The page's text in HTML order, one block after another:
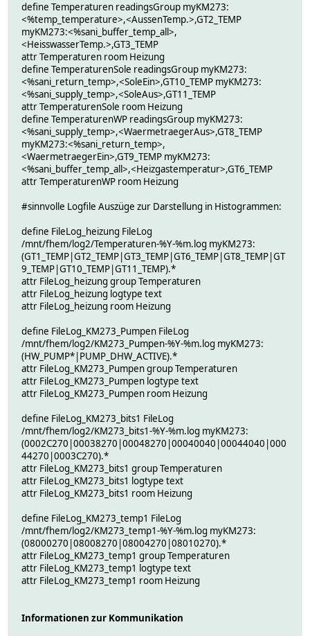
define Temperaturen readingsGroup myKM273:
<%temp_temperature>,<AussenTemp.>,GT2_TEMP
myKM273:<%sani_buffer_temp_all>,
<HeisswasserTemp.>,GT3_TEMP
attr Temperaturen room Heizung
define TemperaturenSole readingsGroup myKM273:
<%sani_return_temp>,<SoleEin>,GT10_TEMP myKM273:
<%sani_supply_temp>,<SoleAus>,GT11_TEMP
attr TemperaturenSole room Heizung
define TemperaturenWP readingsGroup myKM273:
<%sani_supply_temp>,<WaermetraegerAus>,GT8_TEMP
myKM273:<%sani_return_temp>,
<WaermetraegerEin>,GT9_TEMP myKM273:
<%sani_buffer_temp_all>,<Heizgastemperatur>,GT6_TEMP
attr TemperaturenWP room Heizung
#sinnvolle Logfile Auszüge zur Darstellung in Histogrammen:
define FileLog_heizung FileLog
/mnt/fhem/log2/Temperaturen-%Y-%m.log myKM273:
(GT1_TEMP|GT2_TEMP|GT3_TEMP|GT6_TEMP|GT8_TEMP|GT
9_TEMP|GT10_TEMP|GT11_TEMP).*
attr FileLog_heizung group Temperaturen
attr FileLog_heizung logtype text
attr FileLog_heizung room Heizung
define FileLog_KM273_Pumpen FileLog
/mnt/fhem/log2/KM273_Pumpen-%Y-%m.log myKM273:
(HW_PUMP*|PUMP_DHW_ACTIVE).*
attr FileLog_KM273_Pumpen group Temperaturen
attr FileLog_KM273_Pumpen logtype text
attr FileLog_KM273_Pumpen room Heizung
define FileLog_KM273_bits1 FileLog
/mnt/fhem/log2/KM273_bits1-%Y-%m.log myKM273:
(0002C270|00038270|00048270|00040040|00044040|000
44270|0003C270).*
attr FileLog_KM273_bits1 group Temperaturen
attr FileLog_KM273_bits1 logtype text
attr FileLog_KM273_bits1 room Heizung
define FileLog_KM273_temp1 FileLog
/mnt/fhem/log2/KM273_temp1-%Y-%m.log myKM273:
(08000270|08008270|08004270|08010270).*
attr FileLog_KM273_temp1 group Temperaturen
attr FileLog_KM273_temp1 logtype text
attr FileLog_KM273_temp1 room Heizung
Informationen zur Kommunikation